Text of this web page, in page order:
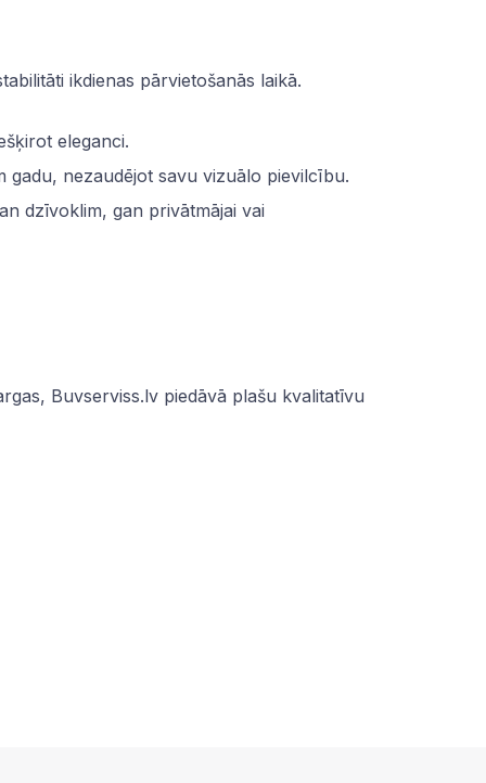
ikdienas pārvietošanās laikā.
eleganci.
gadu, nezaudējot savu vizuālo pievilcību.
dzīvoklim, gan privātmājai vai
Buvserviss.lv piedāvā plašu kvalitatīvu